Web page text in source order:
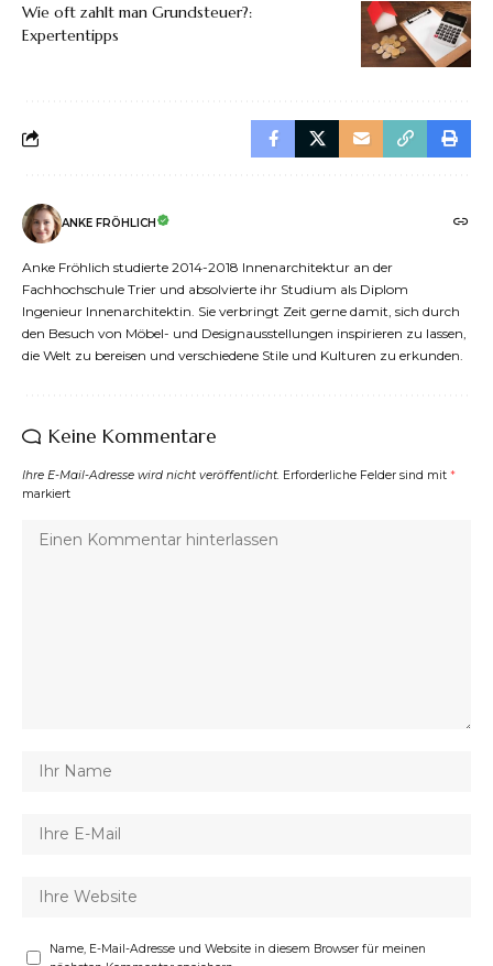
Wie oft zahlt man Grundsteuer?:
Expertentipps
ANKE FRÖHLICH
Anke Fröhlich studierte 2014-2018 Innenarchitektur an der
Fachhochschule Trier und absolvierte ihr Studium als Diplom
Ingenieur Innenarchitektin. Sie verbringt Zeit gerne damit, sich durch
den Besuch von Möbel- und Designausstellungen inspirieren zu lassen,
die Welt zu bereisen und verschiedene Stile und Kulturen zu erkunden.
Keine Kommentare
Ihre E-Mail-Adresse wird nicht veröffentlicht. Erforderliche Felder sind mit *
markiert
Name, E-Mail-Adresse und Website in diesem Browser für meinen